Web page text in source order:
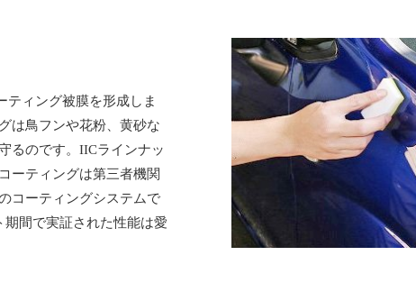
ティング被膜を形成しま
は鳥フンや花粉、黄砂な
るのです。IICラインナッ
ーティングは第三者機関
コーティングシステムで
間で実証された性能は愛